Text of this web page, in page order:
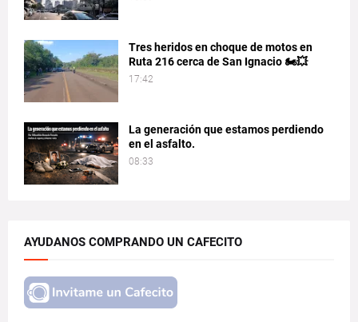
Tres heridos en choque de motos en
Ruta 216 cerca de San Ignacio 🏍️💥
17:42
La generación que estamos perdiendo
en el asfalto.
08:33
AYUDANOS COMPRANDO UN CAFECITO